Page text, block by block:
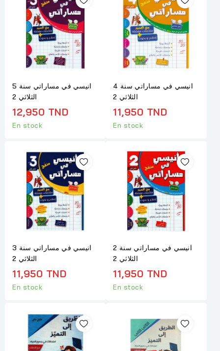
انيسي في مساراتي سنة 5
الثلاثي 2
12,950 TND
En stock
انيسي في مساراتي سنة 4
الثلاثي 2
11,950 TND
En stock
انيسي في مساراتي سنة 3
الثلاثي 2
11,950 TND
En stock
انيسي في مساراتي سنة 2
الثلاثي 2
11,950 TND
En stock